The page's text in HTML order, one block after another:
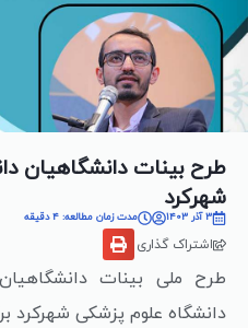
طرح بینات دانشگاهیان
شهرکرد
3 آذر 1403 مدت زمان مطالعه: 4 دقیقه
اشتراک گذاری
دانشگاه علوم پزشکی شهرکرد